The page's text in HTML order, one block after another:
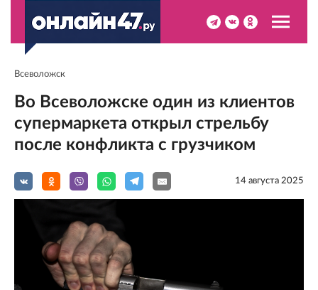
Всеволожск
Во Всеволожске один из клиентов
супермаркета открыл стрельбу
после конфликта с грузчиком
14 августа 2025